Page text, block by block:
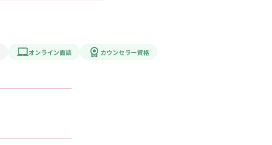
オンライン面談 カウンセラー資格